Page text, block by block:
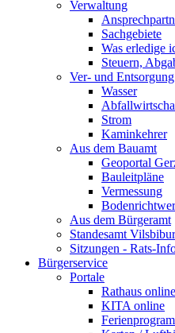
Verwaltung
Sachgebiete
Was erledige
Steuern,
Ver- und Entsorgung
Wasser
Strom
Kaminkehrer
Aus dem Bauamt
Geoportal
Bauleitpläne
Vermessung
Aus dem Bürgeramt
Standesamt
Sitzungen - Rats-
Bürgerservice
Portale
Rathaus online
KITA online